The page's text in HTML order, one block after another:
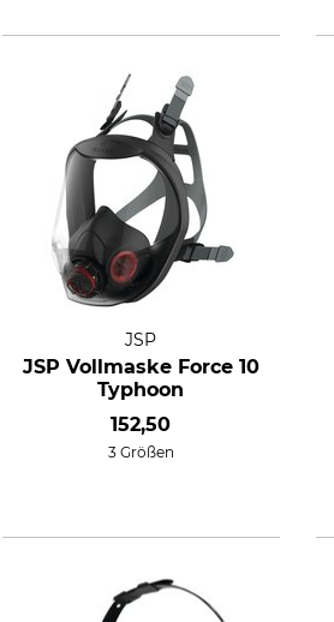
JSP
JSP Vollmaske Force 10
Typhoon
152,50
3 Größen